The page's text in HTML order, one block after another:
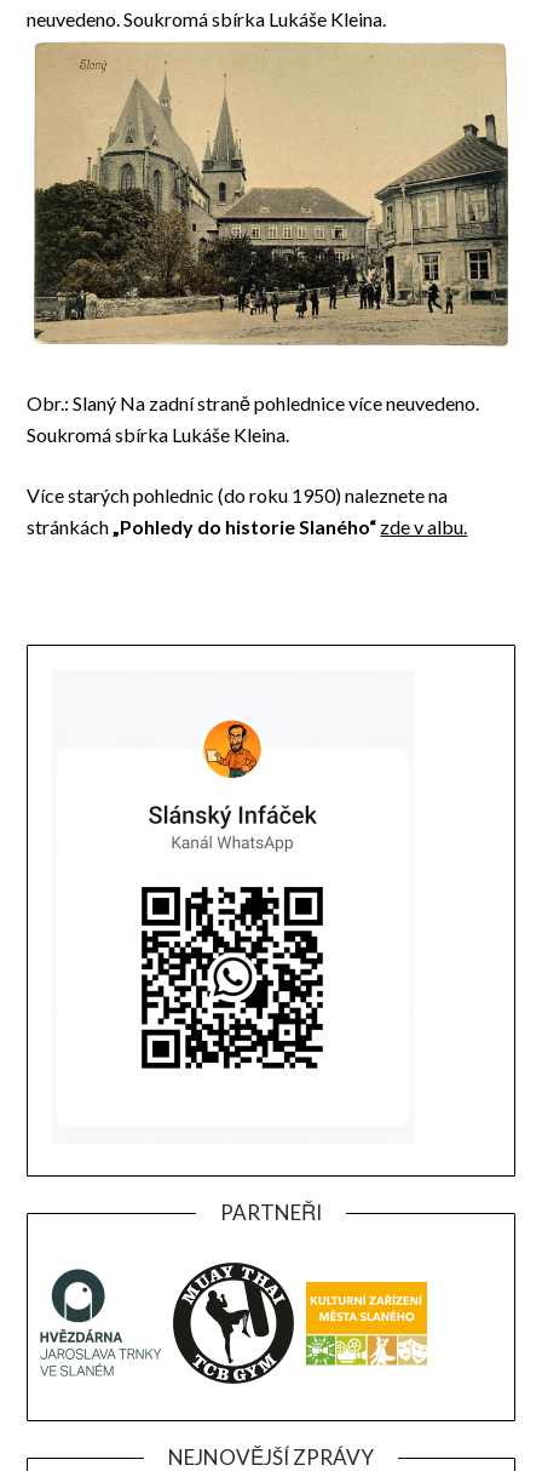
neuvedeno. Soukromá sbírka Lukáše Kleina.
Obr.: Slaný Na zadní straně pohlednice více neuvedeno.
Soukromá sbírka Lukáše Kleina.
Více starých pohlednic (do roku 1950) naleznete na
stránkách „Pohledy do historie Slaného“ zde v albu.
PARTNEŘI
NEJNOVĚJŠÍ ZPRÁVY